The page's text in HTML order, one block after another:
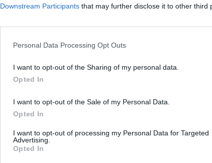
Downstream Participants that may further disclose it to other third
Personal Data Processing Opt Outs
I want to opt-out of the Sharing of my personal data.
Opted In
I want to opt-out of the Sale of my Personal Data.
Opted In
I want to opt-out of processing my Personal Data for Targeted
Advertising.
Opted In